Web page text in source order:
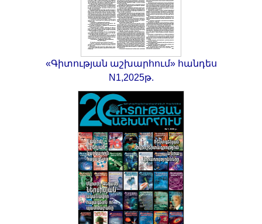
«Գիտության աշխարհում» հանդես
N1,2025թ.